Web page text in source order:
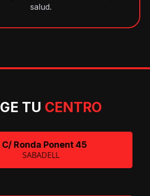
salud.
TU CENTRO
C/ Ronda Ponent 45
SABADELL